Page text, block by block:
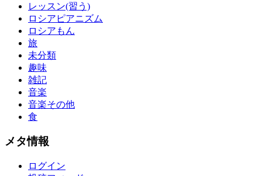
レッスン(習う)
ロシアピアニズム
ロシアもん
旅
未分類
趣味
雑記
音楽
音楽その他
食
メタ情報
ログイン